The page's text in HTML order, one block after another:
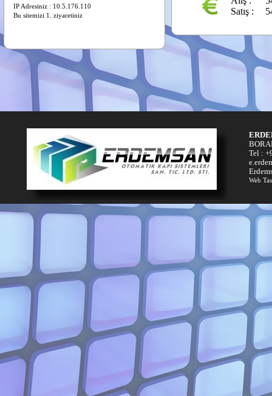
Tel :
Web